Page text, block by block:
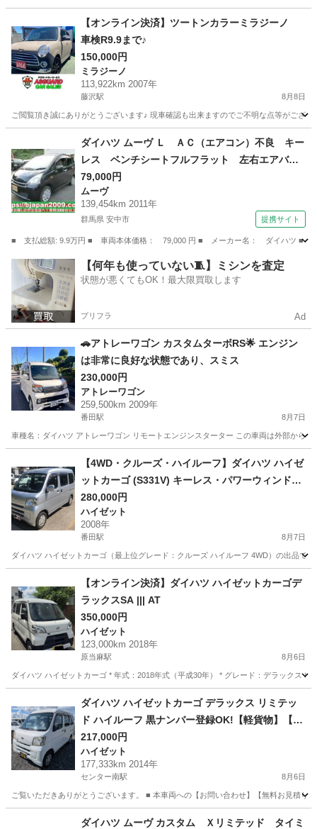
入谷駅 ムーヴ
【オンライン決済】ツートンカラーミラジーノ
車検R9.9まで♪
150,000円
ミラジーノ
113,922km 2007年
藤沢駅 8月8日
ご閲覧頂き誠にありがとうございます♪ 現車確認も出来ますのでご不明な
藤沢駅 ミラジーノ 車両
ダイハツ ムーヴ Ｌ ＡＣ（エアコン）不良 キー
レス ベンチシートフルフラット 左右エアバッ
ク パワステ フロントベンチシート ＡＢＳ
（検9.2）
79,000円
ムーヴ
139,454km 2011年
群馬県 安中市 提携サイト
■ 支払総額: 9.9万円 ■ 車両本体価格： 79,000 円 ■ メーカー名： ダイハツ ■
群馬 安中市 ムーヴ
【何年も使っていない🧵】ミシンを査定
状態が悪くてもOK！最大限買取します
プリフラ Ad
🚗アトレーワゴン カスタムターボRS🌟 エンジン
は非常に良好な状態であり、スミス
230,000円
アトレーワゴン
259,500km 2009年
番田駅 8月7日
車種名：ダイハツ アトレーワゴン リモートエンジンスターター この車両は外部から
アトレーワゴン
【4WD・クルーズ・ハイルーフ】ダイハツ ハイゼ
ットカーゴ (S331V) キーレス・パワーウィンド
ウ・冷房良好
280,000円
ハイゼット
2008年
番田駅 8月7日
ダイハツ ハイゼットカーゴ（最上位グレード：クルーズ ハイルーフ 4WD）の出品で
番田駅 ハイゼット
【オンライン決済】ダイハツ ハイゼットカーゴデ
ラックスSA ||| AT
350,000円
ハイゼット
123,000km 2018年
原当麻駅 8月6日
ダイハツ ハイゼットカーゴ * 年式：2018年式（平成30年） * グレード：デラックス
相模原市 ハイゼット
ダイハツ ハイゼットカーゴ デラックス リミテッ
ド ハイルーフ 黒ナンバー登録OK!【軽貨物】【配
送】 ホワイト 走行177,333km 在庫日数 2日 広告
業販 輸出 見積 車検 リ券 鑑定 クーポン
217,000円
ハイゼット
177,333km 2014年
センター南駅 8月6日
ご覧いただきありがとうございます。 ■ 本車両への【お問い合わせ】【無料お見積
センター南駅 ハイゼット 車両
ダイハツ ムーヴ カスタム Ｘリミテッド タイミ